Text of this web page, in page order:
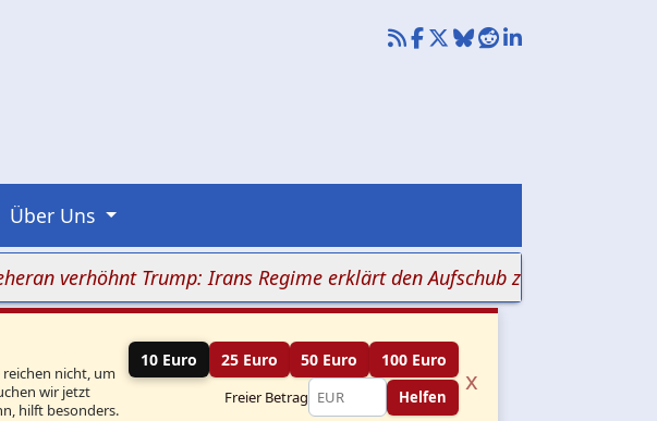
Über Uns
verhöhnt Trump: Irans Regime erklärt den Aufschub zum Sieg
nicht, um
wir jetzt
hilft besonders.
10 Euro 25 Euro 50 Euro 100 Euro
Freier Betrag Helfen
x